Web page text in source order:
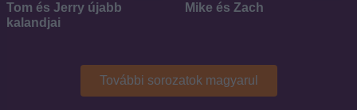
Tom és Jerry újabb
kalandjai
Mike és Zach
További sorozatok magyarul